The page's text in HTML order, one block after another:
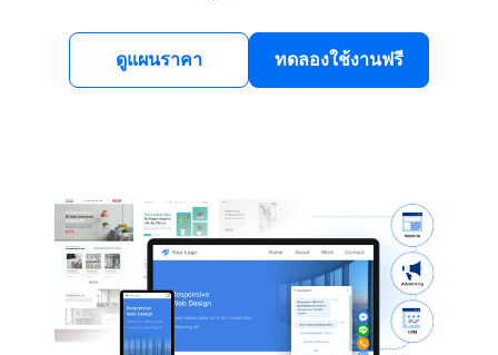
ดูแผนราคา ทดลองใช้งานฟรี